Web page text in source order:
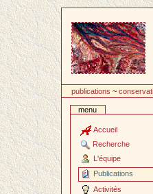
contenu
publications ~
menu
Accueil
Recherche
L'équipe
Publications
Activités